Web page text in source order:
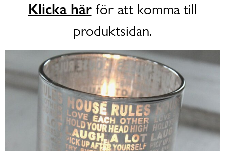
Klicka härför att komma till
produktsidan.